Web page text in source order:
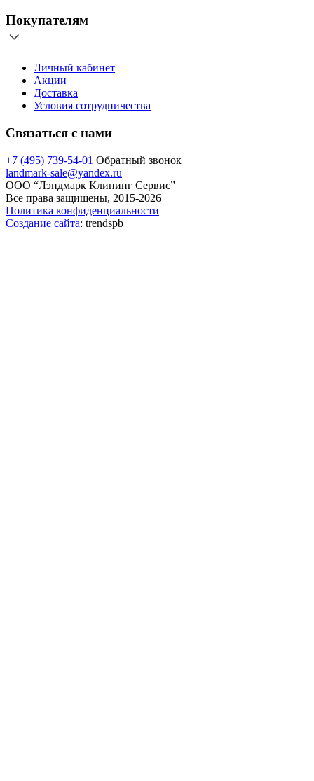
Покупателям
Личный кабинет
Акции
Доставка
Условия сотрудничества
Связаться с нами
+7 (495) 739-54-01 Обратный звонок
landmark-sale@yandex.ru
ООО “Лэндмарк Клининг Сервис”
Все права защищены, 2015-2026
Политика конфиденциальности
Создание сайта: trendspb